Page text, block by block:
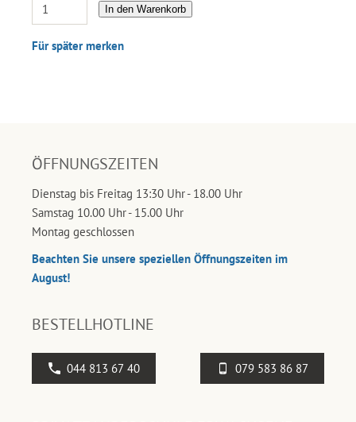
In den Warenkorb
Für später merken
ÖFFNUNGSZEITEN
Dienstag bis Freitag 13:30 Uhr - 18.00 Uhr
Samstag 10.00 Uhr - 15.00 Uhr
Montag geschlossen
Beachten Sie unsere speziellen Öffnungszeiten im
August!
BESTELLHOTLINE
044 813 67 40 079 583 86 87